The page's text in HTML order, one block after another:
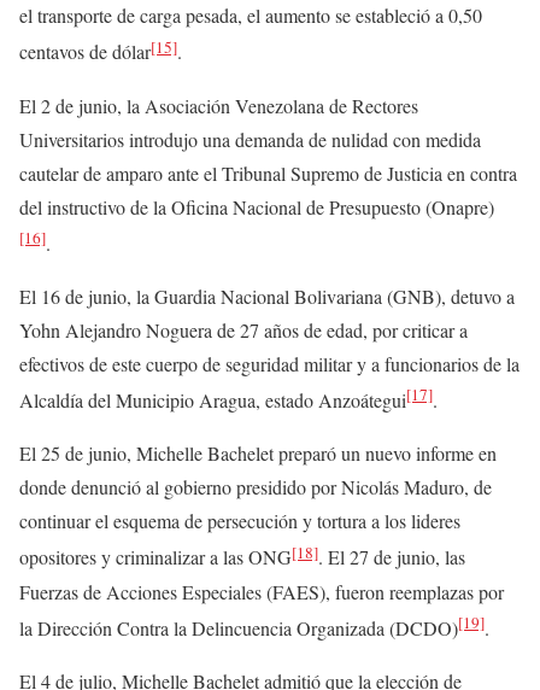
el transporte de carga pesada, el aumento se estableció a 0,50
centavos de dólar[15].
El 2 de junio, la Asociación Venezolana de Rectores
Universitarios introdujo una demanda de nulidad con medida
cautelar de amparo ante el Tribunal Supremo de Justicia en contra
del instructivo de la Oficina Nacional de Presupuesto (Onapre)
[16].
El 16 de junio, la Guardia Nacional Bolivariana (GNB), detuvo a
Yohn Alejandro Noguera de 27 años de edad, por criticar a
efectivos de este cuerpo de seguridad militar y a funcionarios de la
Alcaldía del Municipio Aragua, estado Anzoátegui[17].
El 25 de junio, Michelle Bachelet preparó un nuevo informe en
donde denunció al gobierno presidido por Nicolás Maduro, de
continuar el esquema de persecución y tortura a los lideres
opositores y criminalizar a las ONG[18]. El 27 de junio, las
Fuerzas de Acciones Especiales (FAES), fueron reemplazas por
la Dirección Contra la Delincuencia Organizada (DCDO)[19].
El 4 de julio, Michelle Bachelet admitió que la elección de